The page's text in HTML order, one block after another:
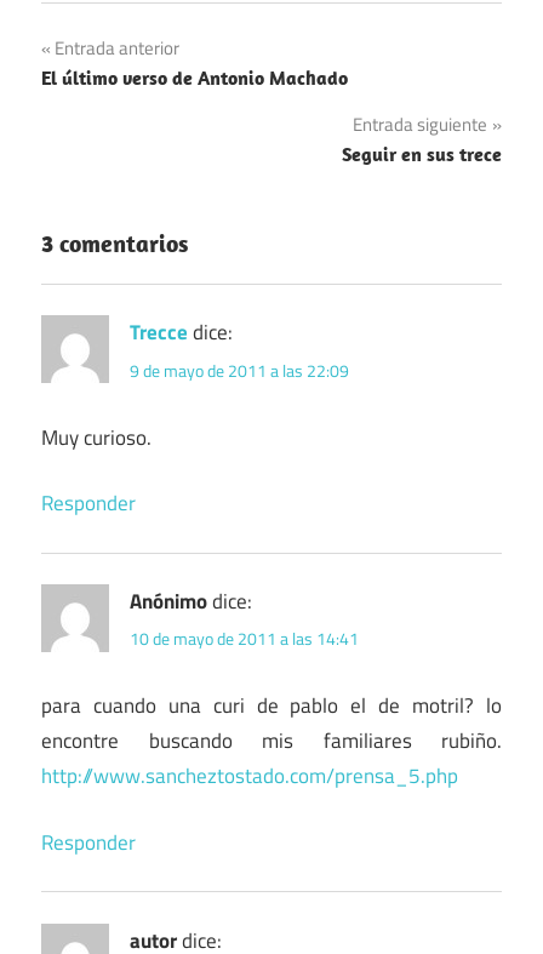
Navegación
de
Entrada anterior
El último verso de Antonio Machado
Entrada siguiente
Seguir en sus trece
3 comentarios
Treccedice:
9 de mayo de 2011 a las 22:09
Muy curioso.
Responder
Anónimodice:
10 de mayo de 2011 a las 14:41
para cuando una curi de pablo el de motril? lo
encontre buscando mis familiares rubiño.
http://www.sancheztostado.com/prensa_5.php
Responder
autordice: